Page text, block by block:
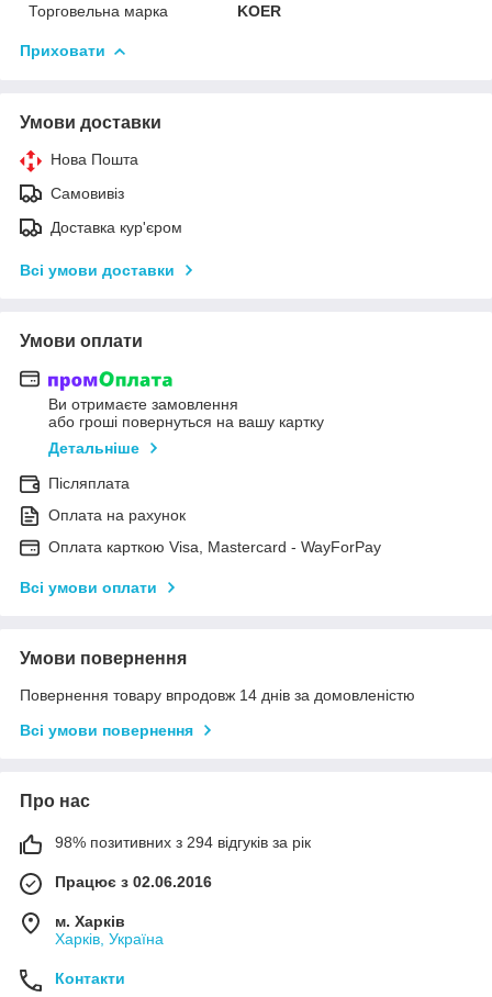
Торговельна марка
KOER
Приховати
Умови доставки
Нова Пошта
Самовивіз
Доставка кур'єром
Всі умови доставки
Умови оплати
Ви отримаєте замовлення
або гроші повернуться на вашу картку
Детальніше
Післяплата
Оплата на рахунок
Оплата карткою Visa, Mastercard - WayForPay
Всі умови оплати
Умови повернення
Повернення товару впродовж 14 днів за домовленістю
Всі умови повернення
Про нас
98% позитивних з 294 відгуків за рік
Працює з 02.06.2016
м. Харків
Харків, Україна
Контакти